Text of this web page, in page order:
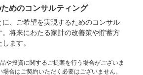
めのコンサルティング
に、ご希望を実現するためのコンサル
。将来にわたる家計の改善策や貯蓄方
ます。
や投資に関するご提案を行う場合がございま
合はご契約いただく必要はございません。